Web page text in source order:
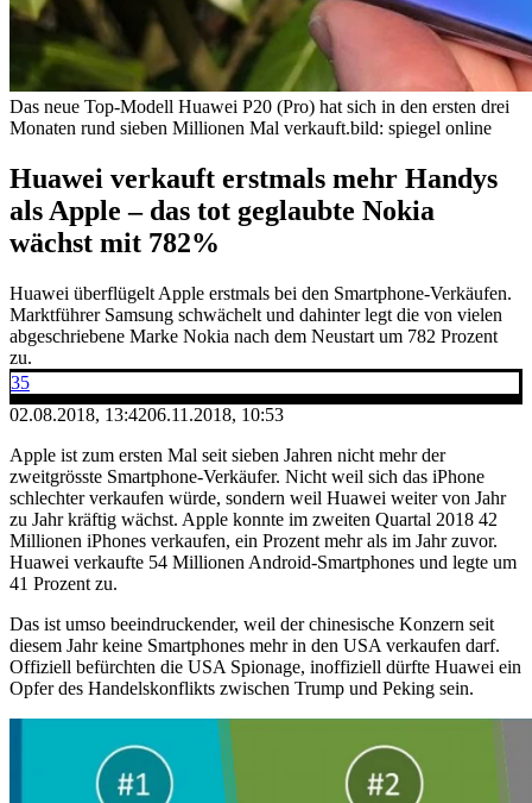
Das neue Top-Modell Huawei P20 (Pro) hat sich in den ersten drei
Monaten rund sieben Millionen Mal verkauft.bild: spiegel online
Huawei verkauft erstmals mehr Handys
als Apple – das tot geglaubte Nokia
wächst mit 782%
Huawei überflügelt Apple erstmals bei den Smartphone-Verkäufen.
Marktführer Samsung schwächelt und dahinter legt die von vielen
abgeschriebene Marke Nokia nach dem Neustart um 782 Prozent
zu.
35
02.08.2018, 13:4206.11.2018, 10:53
Apple ist zum ersten Mal seit sieben Jahren nicht mehr der
zweitgrösste Smartphone-Verkäufer. Nicht weil sich das iPhone
schlechter verkaufen würde, sondern weil Huawei weiter von Jahr
zu Jahr kräftig wächst. Apple konnte im zweiten Quartal 2018 42
Millionen iPhones verkaufen, ein Prozent mehr als im Jahr zuvor.
Huawei verkaufte 54 Millionen Android-Smartphones und legte um
41 Prozent zu.
Das ist umso beeindruckender, weil der chinesische Konzern seit
diesem Jahr keine Smartphones mehr in den USA verkaufen darf.
Offiziell befürchten die USA Spionage, inoffiziell dürfte Huawei ein
Opfer des Handelskonflikts zwischen Trump und Peking sein.